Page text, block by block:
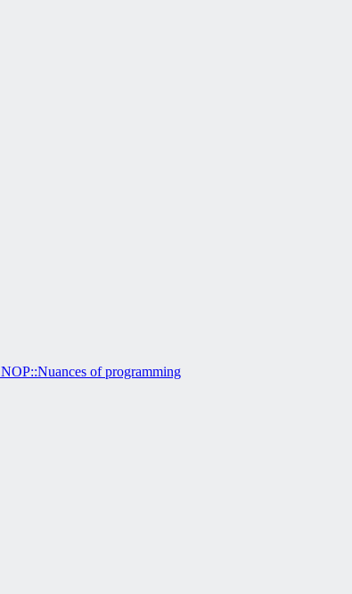
NOP::Nuances of programming